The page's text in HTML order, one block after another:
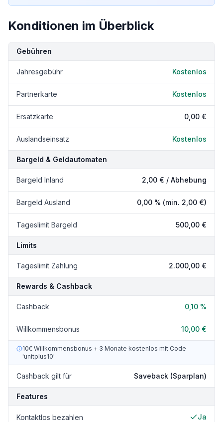
Konditionen im Überblick
Kondition Details
Gebühren
Jahresgebühr Kostenlos
Partnerkarte Kostenlos
Ersatzkarte 0,00 €
Auslandseinsatz Kostenlos
Bargeld & Geldautomaten
Bargeld Inland 2,00 € / Abhebung
Bargeld Ausland 0,00 % (min. 2,00 €)
Tageslimit Bargeld 500,00 €
Limits
Tageslimit Zahlung 2.000,00 €
Rewards & Cashback
Cashback 0,10 %
Willkommensbonus 10,00 €
10€ Willkommensbonus + 3 Monate kostenlos mit Code
'unitplus10'
Cashback gilt für Saveback (Sparplan)
Features
Kontaktlos bezahlen Ja